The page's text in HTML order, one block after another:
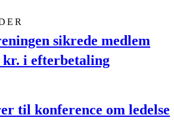
sikrede medlem
kr. i efterbetaling
til konference om ledelse